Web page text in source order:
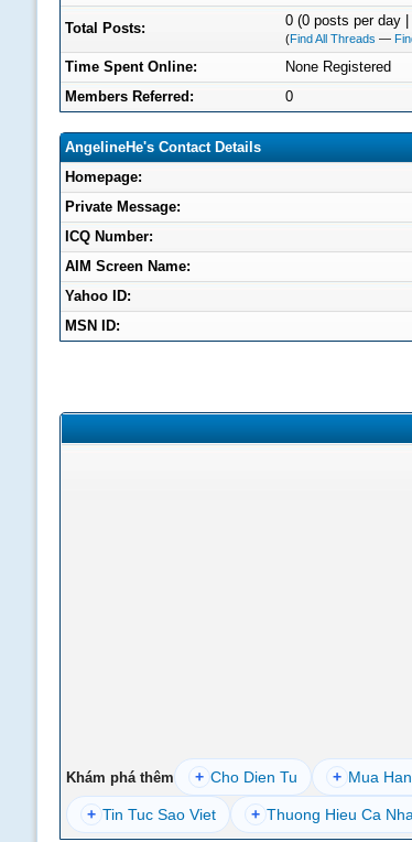
Total Posts: 0 (0 posts per day
(Find All Threads —
Time Spent Online:
None Registered
Members Referred:
0
AngelineHe's Contact Details
Homepage:
Private Message:
ICQ Number:
AIM Screen Name:
Yahoo ID:
MSN ID:
Khám phá thêm + Cho Dien Tu + Mua
+ Tin Tuc Sao Viet + Thuong Hieu Ca